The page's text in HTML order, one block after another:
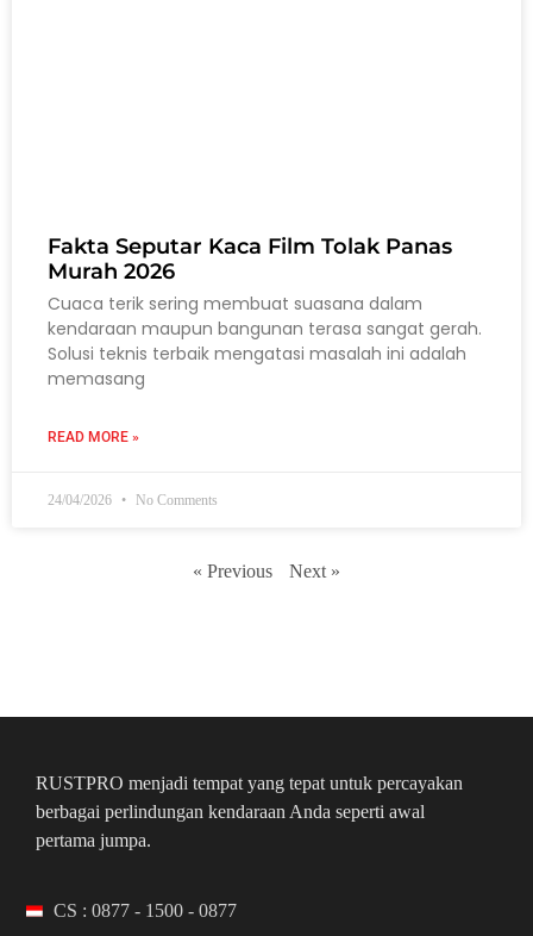
Fakta Seputar Kaca Film Tolak Panas
Murah 2026
Cuaca terik sering membuat suasana dalam
kendaraan maupun bangunan terasa sangat gerah.
Solusi teknis terbaik mengatasi masalah ini adalah
memasang
READ MORE »
24/04/2026 No Comments
« Previous Next »
RUSTPRO menjadi tempat yang tepat untuk percayakan
berbagai perlindungan kendaraan Anda seperti awal
pertama jumpa.
CS : 0877 - 1500 - 0877